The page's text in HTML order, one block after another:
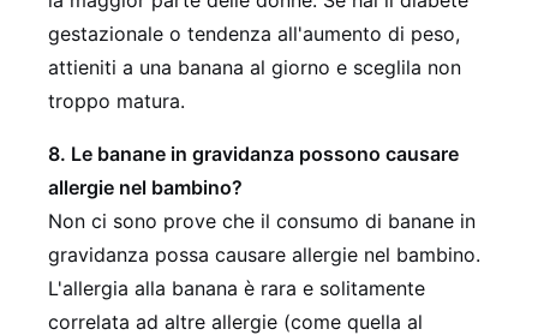
gestazionale o tendenza all'aumento di peso,
attieniti a una banana al giorno e sceglila non
troppo matura.
8. Le banane in gravidanza possono causare
allergie nel bambino?
Non ci sono prove che il consumo di banane in
gravidanza possa causare allergie nel bambino.
L'allergia alla banana è rara e solitamente
correlata ad altre allergie (come quella al